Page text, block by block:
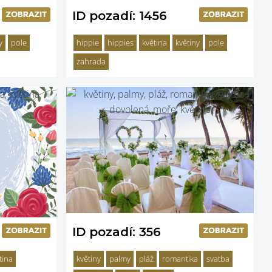
pole
ID pozadí: 1456
hippie hippies květina květiny
pole
zahrada
ID pozadí: 356
květiny palmy pláž romantika svatba